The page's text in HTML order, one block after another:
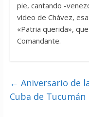
pie, cantando -
video de Chávez,
«Patria querida»,
Comandante.
← Aniversario de
Cuba de Tucumán